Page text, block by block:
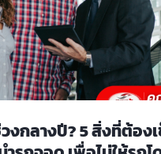
งกลางปี? 5 สิ่งที่ต้อง